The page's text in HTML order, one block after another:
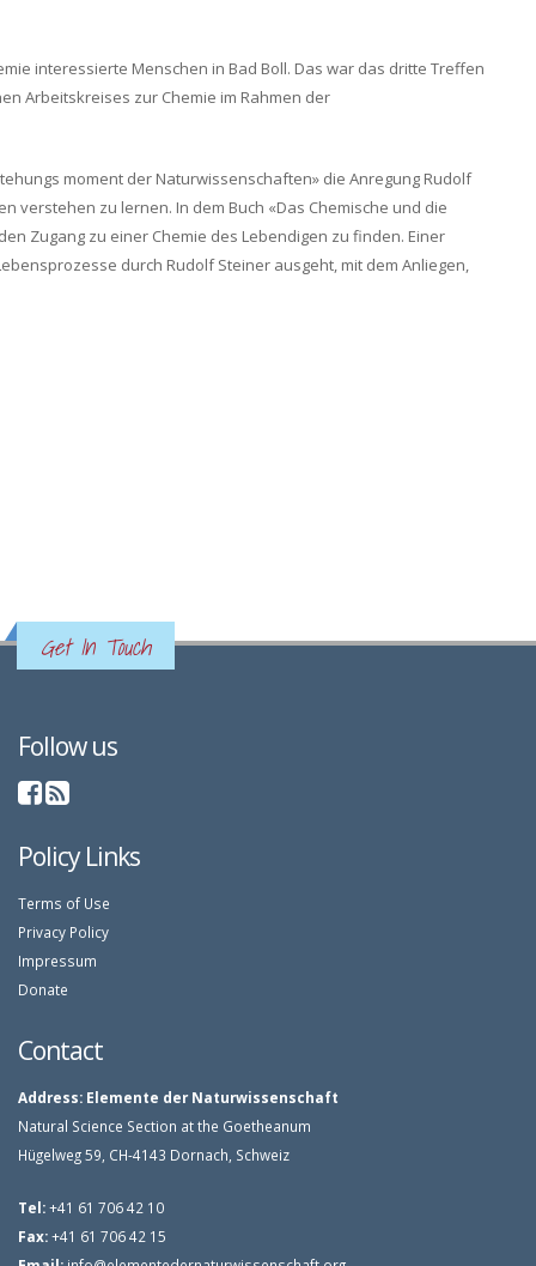
interessierte Menschen in Bad Boll. Das war das dritte Treffen
Arbeitskreises zur Chemie im Rahmen der
moment der Naturwissenschaften» die Anregung Rudolf
verstehen zu lernen. In dem Buch «Das Chemische und die
Zugang zu einer Chemie des Lebendigen zu finden. Einer
durch Rudolf Steiner ausgeht, mit dem Anliegen,
Get In Touch
Follow us
Policy Links
Terms of Use
Privacy Policy
Impressum
Donate
Contact
Address: Elemente der Naturwissenschaft
Natural Science Section at the Goetheanum
Hügelweg 59, CH-4143 Dornach, Schweiz
Tel:+41 61 706 42 10
Fax:+41 61 706 42 15